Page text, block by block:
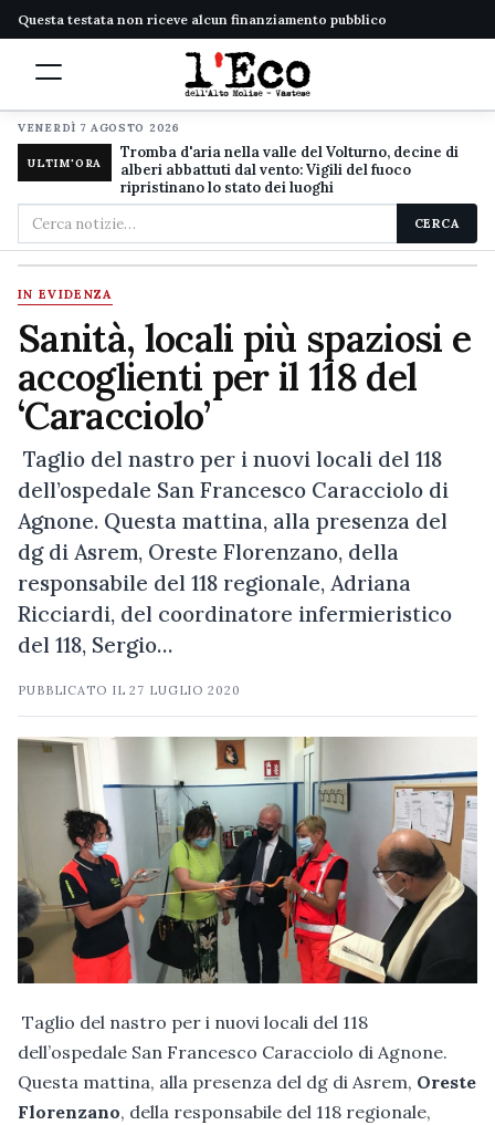
Questa testata non riceve alcun finanziamento pubblico
VENERDÌ 7 AGOSTO 2026
ULTIM'ORA
Tromba d'aria nella valle del Volturno, decine di
alberi abbattuti dal vento: Vigili del fuoco
ripristinano lo stato dei luoghi
Cerca
nel
sito
CERCA
IN EVIDENZA
Sanità, locali più spaziosi e
accoglienti per il 118 del
‘Caracciolo’
Taglio del nastro per i nuovi locali del 118
dell’ospedale San Francesco Caracciolo di
Agnone. Questa mattina, alla presenza del
dg di Asrem, Oreste Florenzano, della
responsabile del 118 regionale, Adriana
Ricciardi, del coordinatore infermieristico
del 118, Sergio…
PUBBLICATO IL27 LUGLIO 2020
Taglio del nastro per i nuovi locali del 118
dell’ospedale San Francesco Caracciolo di Agnone.
Questa mattina, alla presenza del dg di Asrem, Oreste
Florenzano, della responsabile del 118 regionale,